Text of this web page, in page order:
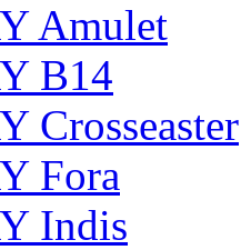
Amulet
B14
Crosseaster
Fora
Indis